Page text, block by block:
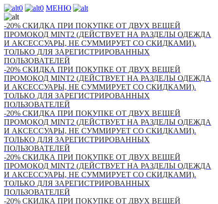
0 0 МЕНЮ
-20% СКИДКА ПРИ ПОКУПКЕ ОТ ДВУХ ВЕЩЕЙ
ПРОМОКОД MINT2 (ДЕЙСТВУЕТ НА РАЗДЕЛЫ ОДЕЖДА
И АКСЕССУАРЫ, НЕ СУММИРУЕТ СО СКИДКАМИ).
ТОЛЬКО ДЛЯ ЗАРЕГИСТРИРОВАННЫХ
ПОЛЬЗОВАТЕЛЕЙ
-20% СКИДКА ПРИ ПОКУПКЕ ОТ ДВУХ ВЕЩЕЙ
ПРОМОКОД MINT2 (ДЕЙСТВУЕТ НА РАЗДЕЛЫ ОДЕЖДА
И АКСЕССУАРЫ, НЕ СУММИРУЕТ СО СКИДКАМИ).
ТОЛЬКО ДЛЯ ЗАРЕГИСТРИРОВАННЫХ
ПОЛЬЗОВАТЕЛЕЙ
-20% СКИДКА ПРИ ПОКУПКЕ ОТ ДВУХ ВЕЩЕЙ
ПРОМОКОД MINT2 (ДЕЙСТВУЕТ НА РАЗДЕЛЫ ОДЕЖДА
И АКСЕССУАРЫ, НЕ СУММИРУЕТ СО СКИДКАМИ).
ТОЛЬКО ДЛЯ ЗАРЕГИСТРИРОВАННЫХ
ПОЛЬЗОВАТЕЛЕЙ
-20% СКИДКА ПРИ ПОКУПКЕ ОТ ДВУХ ВЕЩЕЙ
ПРОМОКОД MINT2 (ДЕЙСТВУЕТ НА РАЗДЕЛЫ ОДЕЖДА
И АКСЕССУАРЫ, НЕ СУММИРУЕТ СО СКИДКАМИ).
ТОЛЬКО ДЛЯ ЗАРЕГИСТРИРОВАННЫХ
ПОЛЬЗОВАТЕЛЕЙ
-20% СКИДКА ПРИ ПОКУПКЕ ОТ ДВУХ ВЕЩЕЙ